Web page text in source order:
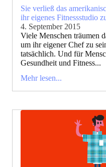
Sie verließ das
ihr eigenes Fitnessstudio
4. September 2015
Viele Menschen träumen
um ihr eigener Chef zu
tatsächlich. Und für
Gesundheit und Fitness...
Mehr lesen...